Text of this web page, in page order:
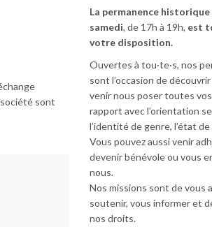
sont
La permanence historique
samedi, de 17h à 19h, est
votre disposition.
Ouvertes à tou·te·s, nos
sont l’occasion de
venir nous poser toutes
rapport avec l’orientation
l’identité de genre, l’état
Vous pouvez aussi venir
devenir bénévole ou vous
nous.
Nos missions sont de vous
soutenir, vous informer et
nos droits.